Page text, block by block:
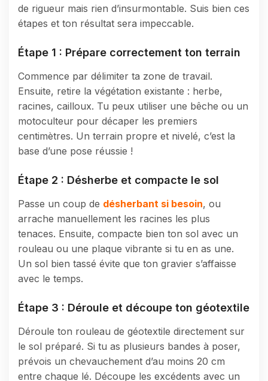
de rigueur mais rien d’insurmontable. Suis bien ces
étapes et ton résultat sera impeccable.
Étape 1 : Prépare correctement ton terrain
Commence par délimiter ta zone de travail.
Ensuite, retire la végétation existante : herbe,
racines, cailloux. Tu peux utiliser une bêche ou un
motoculteur pour décaper les premiers
centimètres. Un terrain propre et nivelé, c’est la
base d’une pose réussie !
Étape 2 : Désherbe et compacte le sol
Passe un coup de désherbant si besoin, ou
arrache manuellement les racines les plus
tenaces. Ensuite, compacte bien ton sol avec un
rouleau ou une plaque vibrante si tu en as une.
Un sol bien tassé évite que ton gravier s’affaisse
avec le temps.
Étape 3 : Déroule et découpe ton géotextile
Déroule ton rouleau de géotextile directement sur
le sol préparé. Si tu as plusieurs bandes à poser,
prévois un chevauchement d’au moins 20 cm
entre chaque lé. Découpe les excédents avec un